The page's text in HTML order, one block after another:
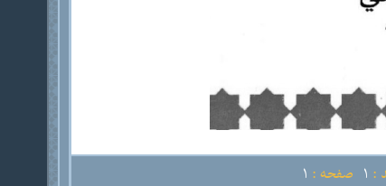
: صفحه :